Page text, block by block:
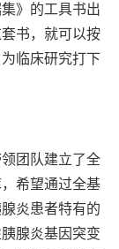
》的工具书出
书，就可以按
临床研究打下
团队建立了全
希望通过全基
炎患者特有的
腺炎基因突变